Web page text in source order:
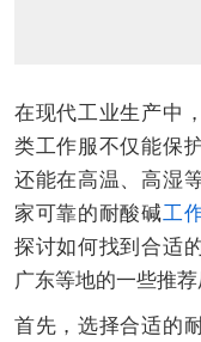
在现代工业生产中，
类工作服不仅能保
还能在高温、高湿
家可靠的耐酸碱工
探讨如何找到合适
广东等地的一些推荐
首先，选择合适的